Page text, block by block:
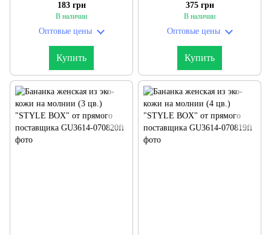
183 грн
В наличии
Оптовые цены
Купить
375 грн
В наличии
Оптовые цены
Купить